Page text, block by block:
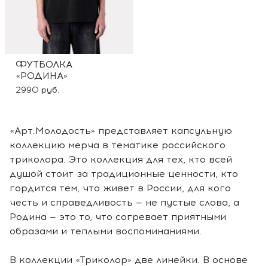
ФУТБОЛКА
«РОДИНА»
2990 руб.
«Арт.Молодость» представляет капсульную
коллекцию мерча в тематике российского
триколора. Это коллекция для тех, кто всей
душой стоит за традиционные ценности, кто
гордится тем, что живет в России, для кого
честь и справедливость — не пустые слова, а
Родина — это то, что согревает приятными
образами и теплыми воспоминаниями.
В коллекции «Триколор» две линейки. В основе